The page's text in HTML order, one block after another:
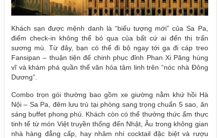
Khách sạn được mệnh danh là “biểu tượng mới” của Sa Pa,
điểm check-in không thể bỏ qua của bất cứ ai đến thị trấn
sương mù. Từ đây, bạn có thể đi bộ ngay tới ga đi cáp treo
Fansipan – thuận tiện để chinh phục đỉnh Phan Xi Păng hùng
vĩ và khám phá quần thể văn hóa tâm linh trên “nóc nhà Đông
Dương”.
Combo trọn gói thường bao gồm xe giường nằm khứ hồi Hà
Nội – Sa Pa, đêm lưu trú tại phòng sang trọng chuẩn 5 sao, ăn
sáng buffet phong phú. Khách còn có thể thưởng thức ẩm thực
tinh tế từ món Việt truyền thống đến Nhật, Âu trong không gian
nhà hàng đẳng cấp, hay nhâm nhi cocktail đặc biệt và rượu